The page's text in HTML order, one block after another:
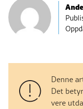
Denne
Det
vere